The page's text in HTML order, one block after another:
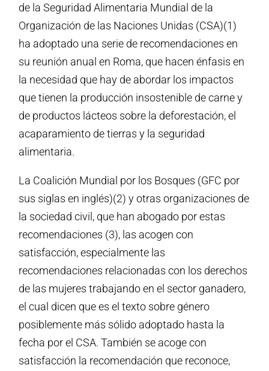
de la Seguridad Alimentaria Mundial de la
Organización de las Naciones Unidas (CSA)(1)
ha adoptado una serie de recomendaciones en
su reunión anual en Roma, que hacen énfasis en
la necesidad que hay de abordar los impactos
que tienen la producción insostenible de carne y
de productos lácteos sobre la deforestación, el
acaparamiento de tierras y la seguridad
alimentaria.
La Coalición Mundial por los Bosques (GFC por
sus siglas en inglés)(2) y otras organizaciones de
la sociedad civil, que han abogado por estas
recomendaciones (3), las acogen con
satisfacción, especialmente las
recomendaciones relacionadas con los derechos
de las mujeres trabajando en el sector ganadero,
el cual dicen que es el texto sobre género
posiblemente más sólido adoptado hasta la
fecha por el CSA. También se acoge con
satisfacción la recomendación que reconoce,